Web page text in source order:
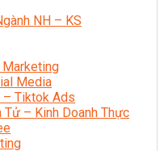
NH – KS
Media
Tiktok Ads
– Kinh Doanh Thực